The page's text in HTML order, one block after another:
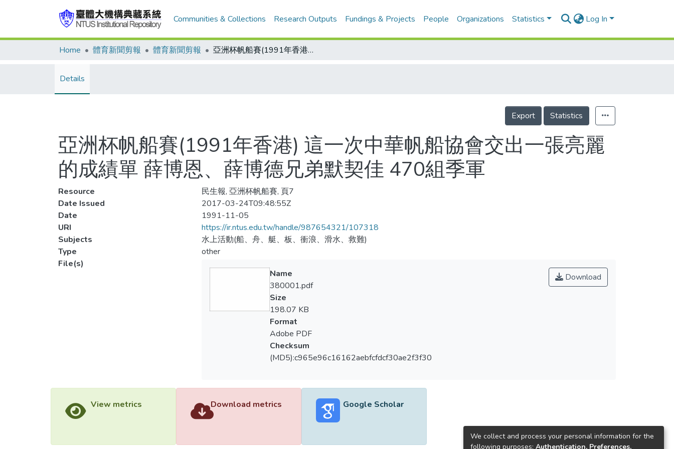
Communities & Collections Research Outputs Fundings & Projects People Organizations Statistics Log In
Home 體育新聞剪報 體育新聞剪報 亞洲杯帆船賽(1991年香港) 這一次中華帆船協會交出一張亮麗的成績單 薛博恩、薛博德兄弟默契佳 470組季軍
Details
Export Statistics
亞洲杯帆船賽(1991年香港) 這一次中華帆船協會交出一張亮麗
的成績單 薛博恩、薛博德兄弟默契佳 470組季軍
Resource
民生報, 亞洲杯帆船賽, 頁7
Date Issued
2017-03-24T09:48:55Z
Date
1991-11-05
URI
https://ir.ntus.edu.tw/handle/987654321/107318
Subjects
水上活動(船、舟、艇、板、衝浪、滑水、救難)
Type
other
File(s)
Download
Name
380001.pdf
Size
198.07 KB
Format
Adobe PDF
Checksum
(MD5):c965e96c16162aebfcfdcf30ae2f3f30
View metrics Download metrics Google Scholar
We collect and process your personal information for the
following purposes: Authentication, Preferences,